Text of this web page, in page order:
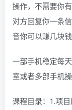
操作，不需要你
对方回复你一条
音你可以赚几块
一部手机稳定每
室或者多部手机
课程目录：1.项